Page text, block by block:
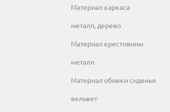
Материал каркаса
металл, дерево
Материал крестовины
металл
Материал обивки сиденья
вельвет